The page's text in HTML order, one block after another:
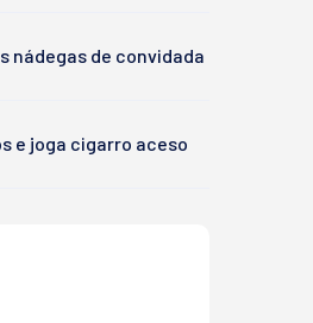
nádegas de convidada
e joga cigarro aceso